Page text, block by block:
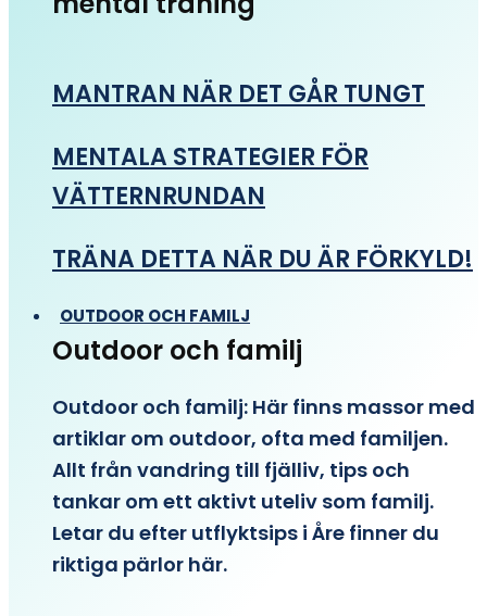
MANTRAN NÄR DET GÅR TUNGT
MENTALA STRATEGIER FÖR
VÄTTERNRUNDAN
TRÄNA DETTA NÄR DU ÄR FÖRKYLD!
OUTDOOR OCH FAMILJ
Outdoor och familj
Outdoor och familj: Här finns massor med
artiklar om outdoor, ofta med familjen.
Allt från vandring till fjälliv, tips och
tankar om ett aktivt uteliv som familj.
Letar du efter utflyktsips i Åre finner du
riktiga pärlor här.